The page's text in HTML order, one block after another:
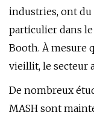
industries, ont du
particulier dans le
Booth. À mesure
vieillit, le secteur
De nombreux
MASH sont